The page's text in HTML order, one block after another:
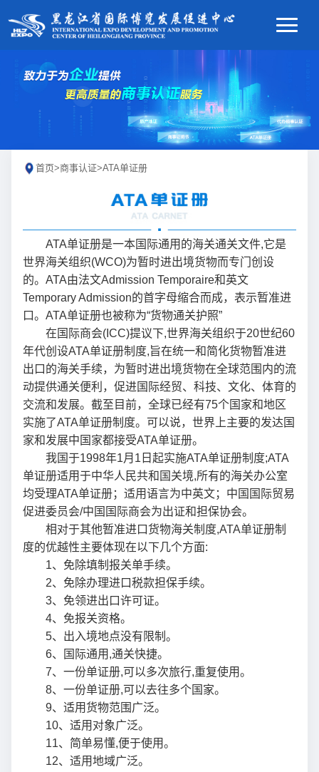
首页>商事认证>ATA单证册
ATA单证册是一本国际通用的海关通关文件,它是
世界海关组织(WCO)为暂时进出境货物而专门创设
的。ATA由法文Admission Temporaire和英文
Temporary Admission的首字母缩合而成，表示暂准进
口。ATA单证册也被称为“货物通关护照”
在国际商会(ICC)提议下,世界海关组织于20世纪60
年代创设ATA单证册制度,旨在统一和简化货物暂准进
出口的海关手续，为暂时进出境货物在全球范围内的流
动提供通关便利，促进国际经贸、科技、文化、体育的
交流和发展。截至目前，全球已经有75个国家和地区
实施了ATA单证册制度。可以说，世界上主要的发达国
家和发展中国家都接受ATA单证册。
我国于1998年1月1日起实施ATA单证册制度;ATA
单证册适用于中华人民共和国关境,所有的海关办公室
均受理ATA单证册；适用语言为中英文；中国国际贸易
促进委员会/中国国际商会为出证和担保协会。
相对于其他暂准进口货物海关制度,ATA单证册制
度的优越性主要体现在以下几个方面:
1、免除填制报关单手续。
2、免除办理进口税款担保手续。
3、免领进出口许可证。
4、免报关资格。
5、出入境地点没有限制。
6、国际通用,通关快捷。
7、一份单证册,可以多次旅行,重复使用。
8、一份单证册,可以去往多个国家。
9、适用货物范围广泛。
10、适用对象广泛。
11、简单易懂,便于使用。
12、适用地域广泛。